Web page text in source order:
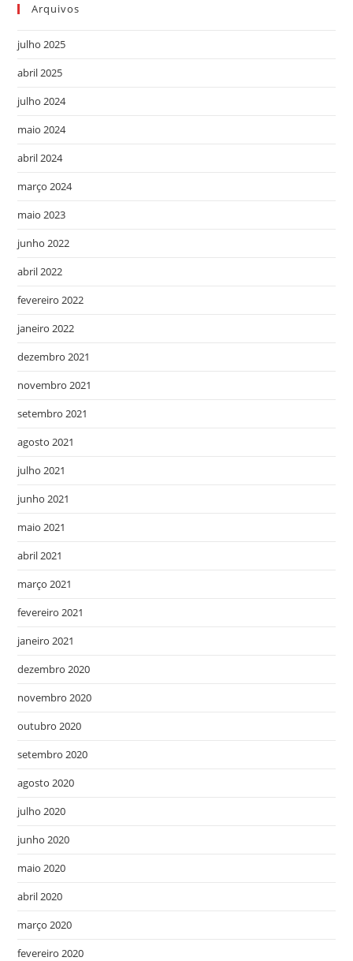
Arquivos
julho 2025
abril 2025
julho 2024
maio 2024
abril 2024
março 2024
maio 2023
junho 2022
abril 2022
fevereiro 2022
janeiro 2022
dezembro 2021
novembro 2021
setembro 2021
agosto 2021
julho 2021
junho 2021
maio 2021
abril 2021
março 2021
fevereiro 2021
janeiro 2021
dezembro 2020
novembro 2020
outubro 2020
setembro 2020
agosto 2020
julho 2020
junho 2020
maio 2020
abril 2020
março 2020
fevereiro 2020